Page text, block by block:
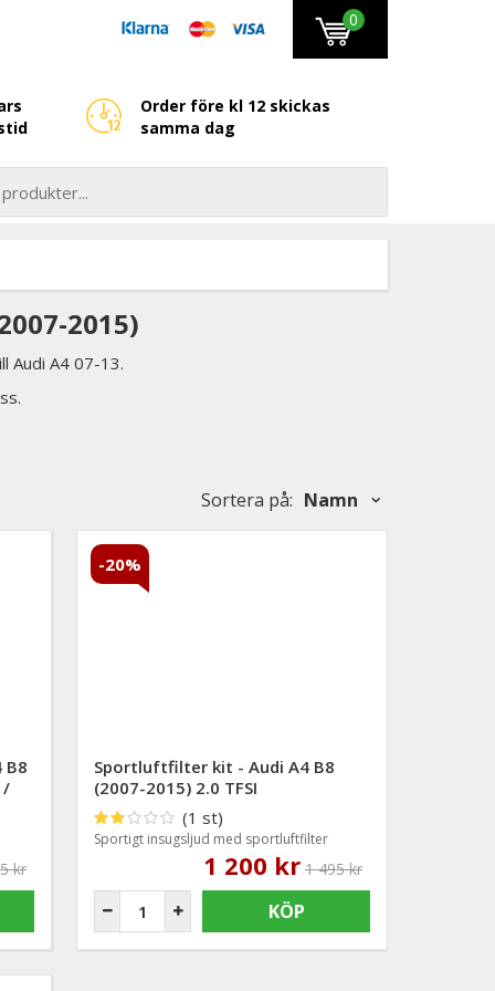
0
Order före kl 12 skickas
samma dag
2015)
Audi A4 07-13.
Sortera på: Namn
/
kr
-20%
Sportluftfilter kit - Audi A4 B8
(2007-2015) 2.0 TFSI
(1 st)
Sportigt insugsljud med sportluftfilter
1 200 kr 1 495 kr
KÖP